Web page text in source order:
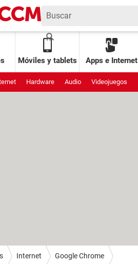
Móviles y tablets Apps e Internet
Hardware Audio Videojuegos
Internet Google Chrome